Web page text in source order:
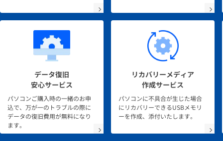
データ復旧
安心サービス
パソコンご購入時の一緒のお申
込で、万が一のトラブルの際に
データの復旧費用が無料になり
ます。
リカバリーメディア
作成サービス
パソコンに不具合が生じた場合
にリカバリーできるUSBメモリ
ーを作成、添付いたします。